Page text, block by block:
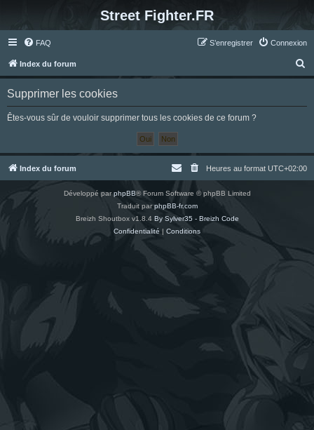
Street Fighter.FR
FAQ Connexion
S’enregistrer
Index du forum
e
h
Supprimer les cookies
Êtes-vous sûr de vouloir supprimer tous les cookies de ce forum ?
Index du forum Heures au format UTC+02:00
Développé parphpBB® Forum Software © phpBB Limited
Traduit parphpBB-fr.com
Breizh Shoutbox v1.8.4 By Sylver35 - Breizh Code
Confidentialité | Conditions